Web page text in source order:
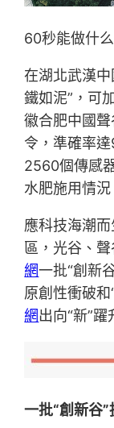
60秒能做什
在湖北武漢中
鐵如泥”，可
徽合肥中國
令，準確率
2560個傳感
水肥施用情
應科技海潮
區，光谷、
網一批“創新
原創性衝破
網出向“新”躍
一批“創新谷